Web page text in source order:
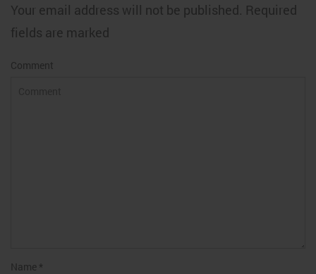
Your email address will not be published. Required
fields are marked
Comment
Name *